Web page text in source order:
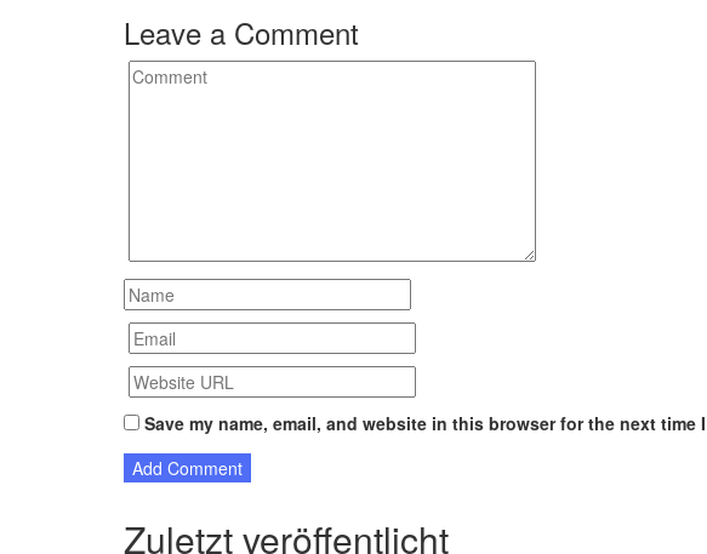
Leave a Comment
Save my name, email, and website in this browser for the next time
Zuletzt veröffentlicht